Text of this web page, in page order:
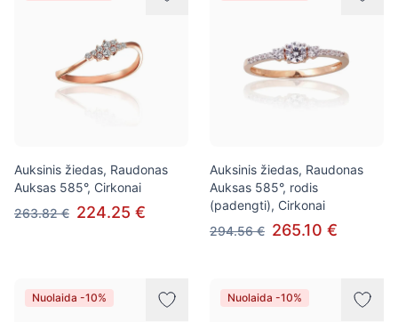
Auksinis žiedas, Raudonas
Auksas 585°, Cirkonai
263.82 € 224.25 €
Auksinis žiedas, Raudonas
Auksas 585°, rodis
(padengti), Cirkonai
294.56 € 265.10 €
Nuolaida -10% Nuolaida -10%